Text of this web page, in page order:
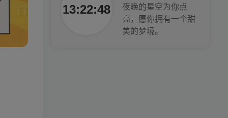
13:22:50
夜晚的星空为你点
亮，愿你拥有一个甜
美的梦境。